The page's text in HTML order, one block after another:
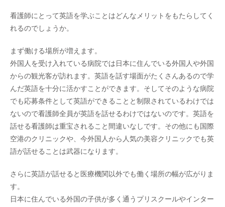
看護師にとって英語を学ぶことはどんなメリットをもたらしてく
れるのでしょうか。
まず働ける場所が増えます。
外国人を受け入れている病院では日本に住んでいる外国人や外国
からの観光客が訪れます。英語を話す場面がたくさんあるので学
んだ英語を十分に活かすことができます。そしてそのような病院
でも応募条件として英語ができることと制限されているわけでは
ないので看護師全員が英語を話せるわけではないのです。英語を
話せる看護師は重宝されること間違いなしです。その他にも国際
空港のクリニックや、今外国人から人気の美容クリニックでも英
語が話せることは武器になります。
さらに英語が話せると医療機関以外でも働く場所の幅が広がりま
す。
日本に住んでいる外国の子供が多く通うプリスクールやインター